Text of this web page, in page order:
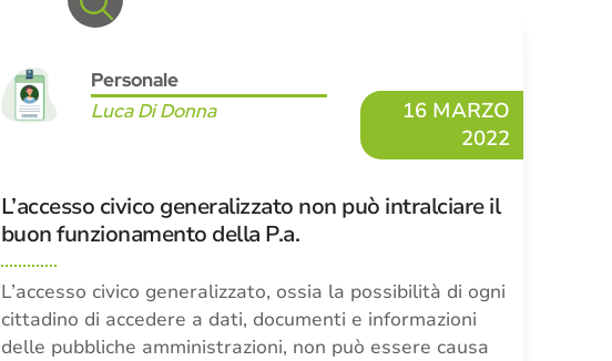
Personale
Luca Di Donna
16 MARZO
2022
L’accesso civico generalizzato non può intralciare il
buon funzionamento della P.a.
L’accesso civico generalizzato, ossia la possibilità di ogni
cittadino di accedere a dati, documenti e informazioni
delle pubbliche amministrazioni, non può essere causa